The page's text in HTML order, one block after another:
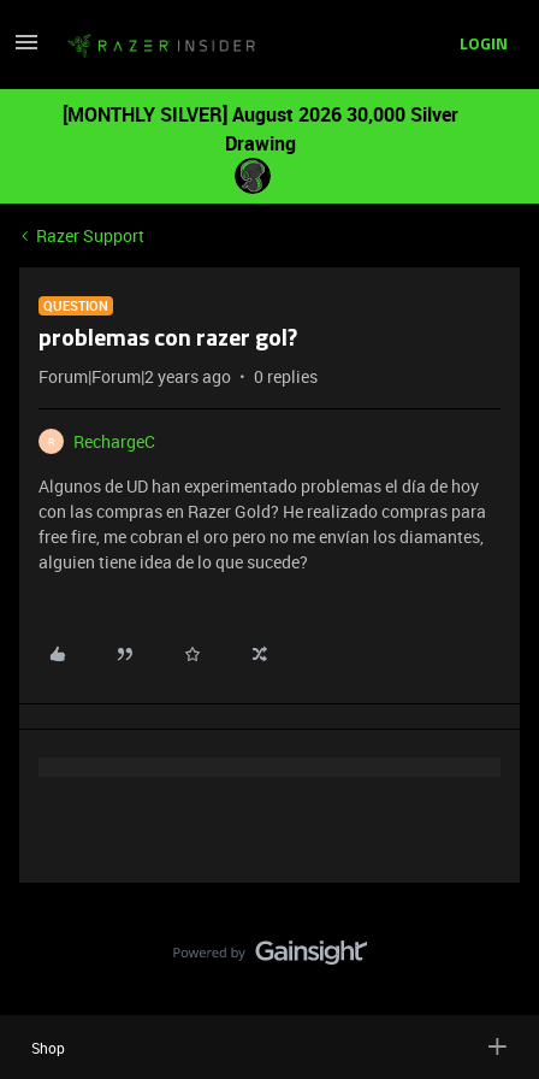
LOGIN
[MONTHLY SILVER] August 2026 30,000 Silver
Drawing
Razer Support
QUESTION
problemas con razer gol?
Forum|Forum|2 years ago 0 replies
R
RechargeC
Algunos de UD han experimentado problemas el día de hoy
con las compras en Razer Gold? He realizado compras para
free fire, me cobran el oro pero no me envían los diamantes,
alguien tiene idea de lo que sucede?
Shop